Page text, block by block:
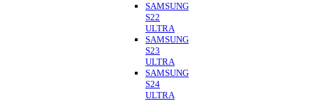
SAMSUNG
S22
ULTRA
SAMSUNG
S23
ULTRA
SAMSUNG
S24
ULTRA